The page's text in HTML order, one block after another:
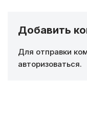
Добавить
Для отправки
авторизоваться.